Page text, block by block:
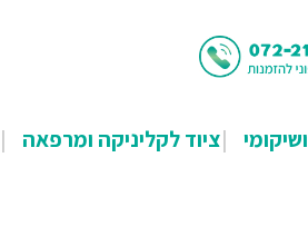
ציוד לקליניקה ומרפאה